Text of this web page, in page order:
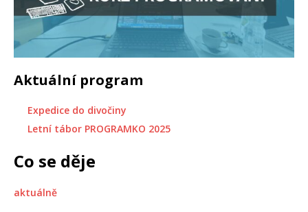
Aktuální program
Expedice do divočiny
Letní tábor PROGRAMKO 2025
Co se děje
aktuálně